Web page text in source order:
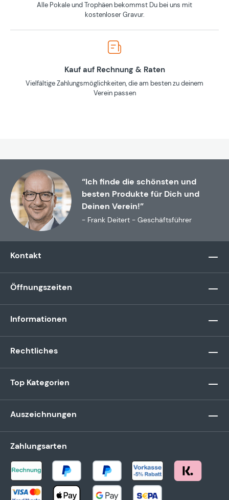
Alle Pokale und Trophäen bekommst Du bei uns mit
kostenloser Gravur.
Kauf auf Rechnung & Raten
Vielfältige Zahlungsmöglichkeiten, die am besten zu deinem
Verein passen
“Ich finde die schönsten und
besten Produkte für Dich und
Deinen Verein!”
- Frank Deitert - Geschäftsführer
Kontakt
Öffnungszeiten
Informationen
Rechtliches
Top Kategorien
Auszeichnungen
Zahlungsarten